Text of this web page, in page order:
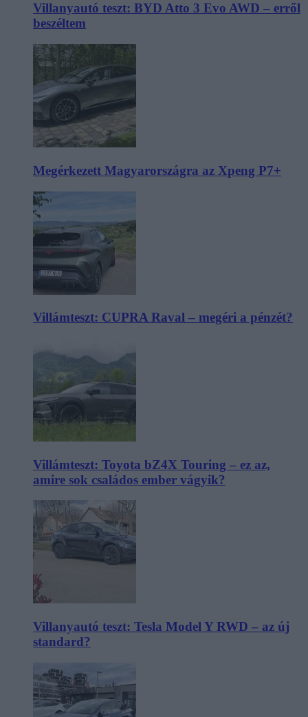
Villanyautó teszt: BYD Atto 3 Evo AWD – erről
beszéltem
Megérkezett Magyarországra az Xpeng P7+
Villámteszt: CUPRA Raval – megéri a pénzét?
Villámteszt: Toyota bZ4X Touring – ez az,
amire sok családos ember vágyik?
Villanyautó teszt: Tesla Model Y RWD – az új
standard?